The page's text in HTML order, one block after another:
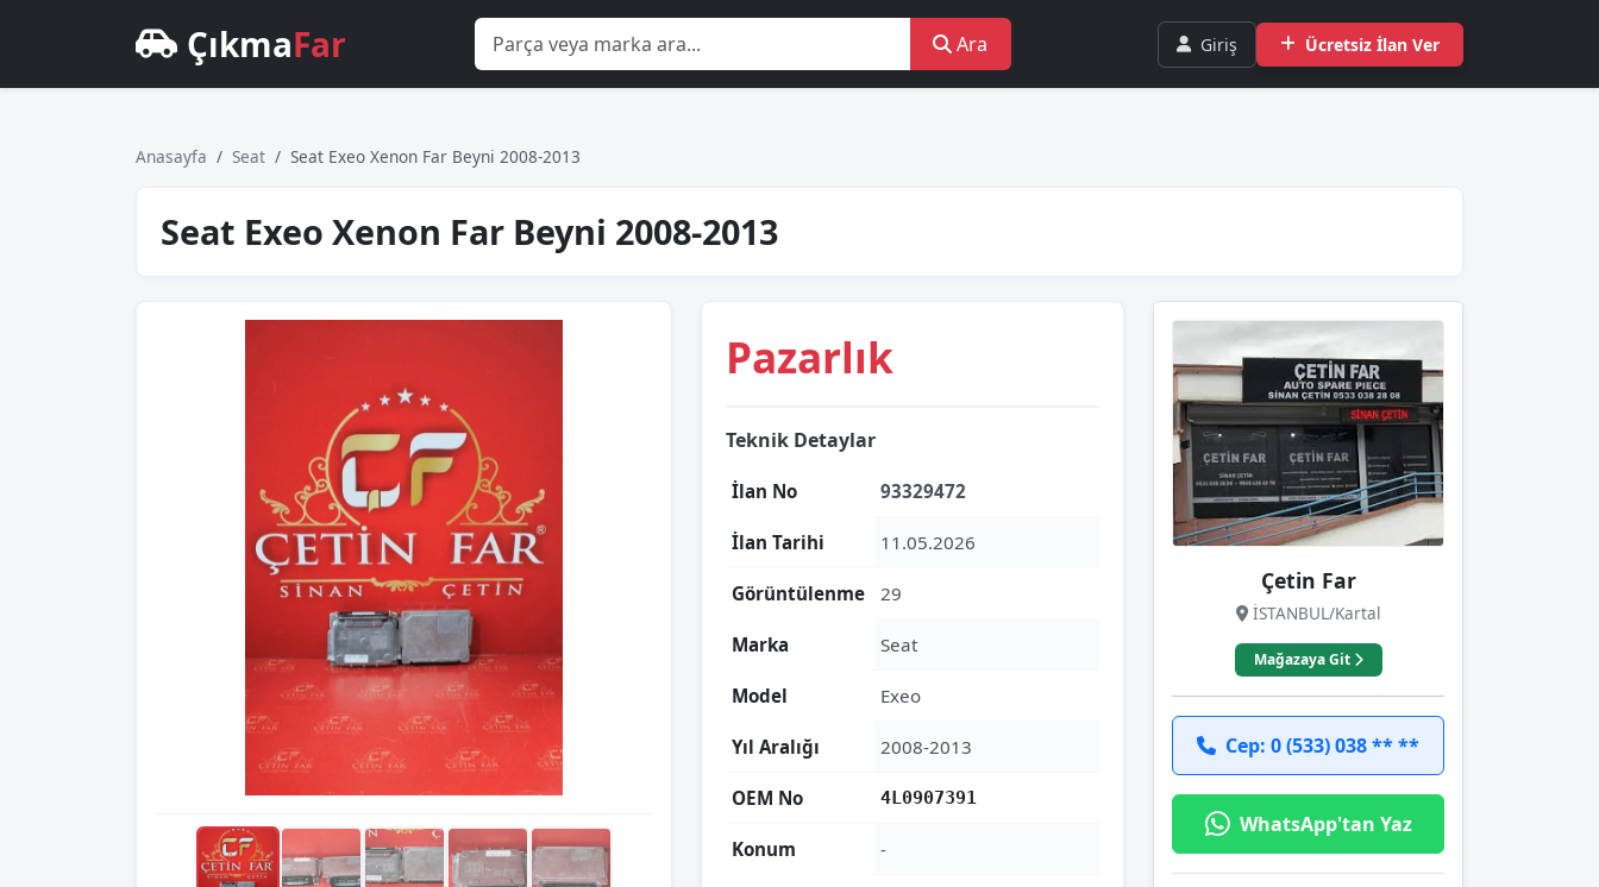
ÇıkmaFar Ara Giriş Ücretsiz İlan Ver
Anasayfa Seat Seat Exeo Xenon Far Beyni 2008-2013
Seat Exeo Xenon Far Beyni 2008-2013
Pazarlık
Teknik Detaylar
İlan No 93329472
İlan Tarihi 11.05.2026
Görüntülenme 29
Marka Seat
Model Exeo
Yıl Aralığı 2008-2013
OEM No 4L0907391
Konum -
Çetin Far
İSTANBUL/Kartal
Mağazaya Git
Cep: 0 (533) 038 ** **
WhatsApp'tan Yaz